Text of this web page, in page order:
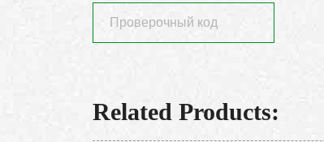
Related Products: